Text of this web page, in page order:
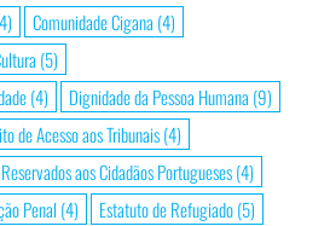
Comunidade Cigana (4)
(5)
(4) Dignidade da Pessoa Humana (9)
de Acesso aos Tribunais(4)
aos Cidadãos Portugueses(4)
Penal (4) Estatuto de Refugiado(5)